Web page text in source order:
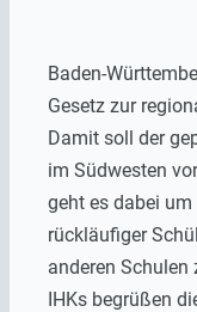
Baden-
Gesetz zur
Damit soll der
im Südwesten
geht es dabei
rückläufiger
anderen
IHKs begrüßen